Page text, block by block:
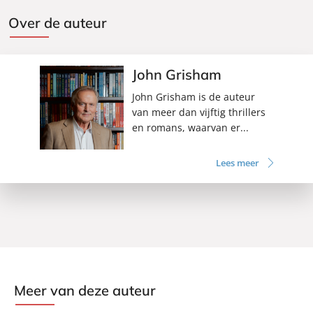
Over de auteur
John Grisham
John Grisham is de auteur
van meer dan vijftig thrillers
en romans, waarvan er...
Lees meer
Meer van deze auteur